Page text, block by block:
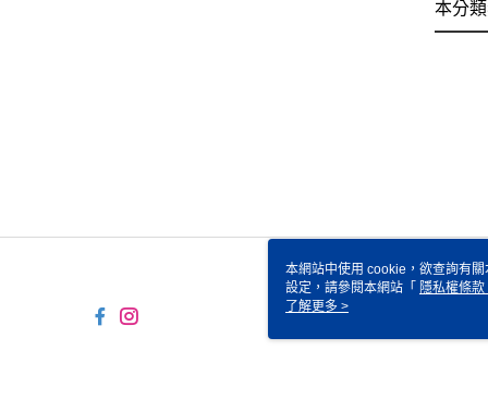
本分
本網站中使用 cookie，欲查詢有
設定，請參閱本網站「 隱私權條款
使用 cookie。
了解更多 >